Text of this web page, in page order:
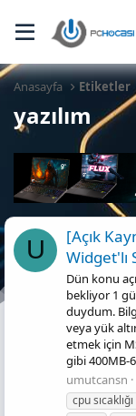
Anasayfa Etiketler
yazılım
U
[Açık
Widget'lı
Dün konu
bekliyor 1
duydum.
veya yük
etmek için
gibi 400MB-
umutcansn
cpu sıcaklığı